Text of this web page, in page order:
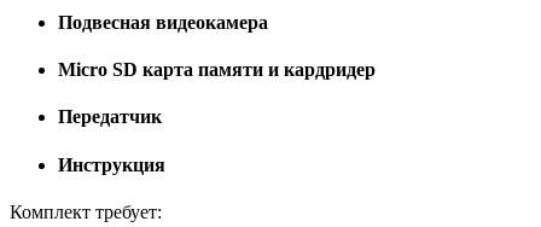
Подвесная видеокамера
Micro SD карта памяти и кардридер
Передатчик
Инструкция
Комплект требует: